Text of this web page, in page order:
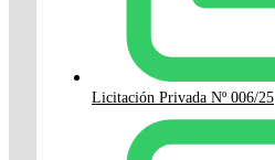
Licitación Privada Nº 006/25